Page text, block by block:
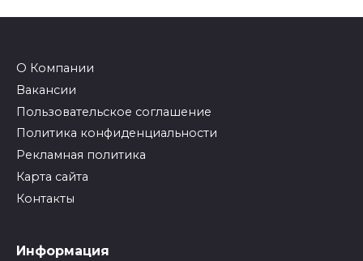
О Компании
Вакансии
Пользовательское соглашение
Политика конфиденциальности
Рекламная политика
Карта сайта
Контакты
Информация